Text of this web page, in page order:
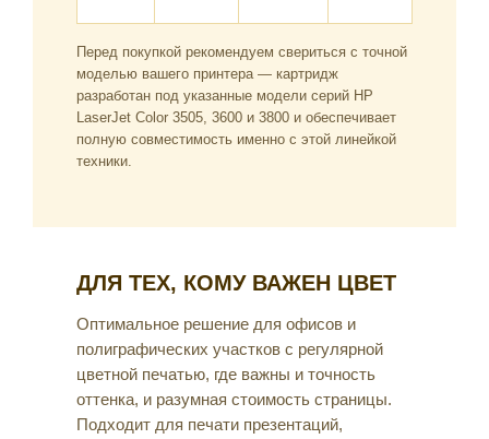
Перед покупкой рекомендуем свериться с точной
моделью вашего принтера — картридж
разработан под указанные модели серий HP
LaserJet Color 3505, 3600 и 3800 и обеспечивает
полную совместимость именно с этой линейкой
техники.
ДЛЯ ТЕХ, КОМУ ВАЖЕН ЦВЕТ
Оптимальное решение для офисов и
полиграфических участков с регулярной
цветной печатью, где важны и точность
оттенка, и разумная стоимость страницы.
Подходит для печати презентаций,